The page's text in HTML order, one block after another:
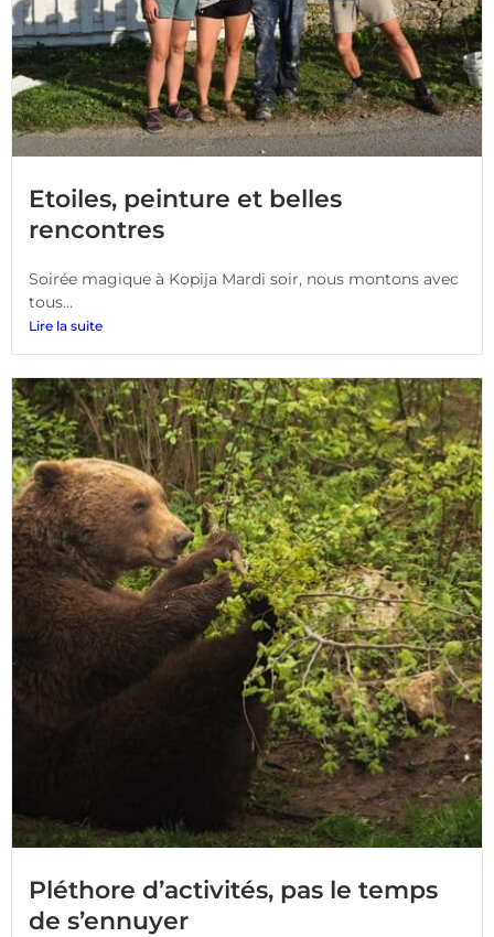
Etoiles, peinture et belles
rencontres
Soirée magique à Kopija Mardi soir, nous montons avec
tous...
Lire la suite
Pléthore d’activités, pas le temps
de s’ennuyer